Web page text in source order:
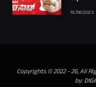
18/06/2023
Copyrights © 2022 - 26, All
by: